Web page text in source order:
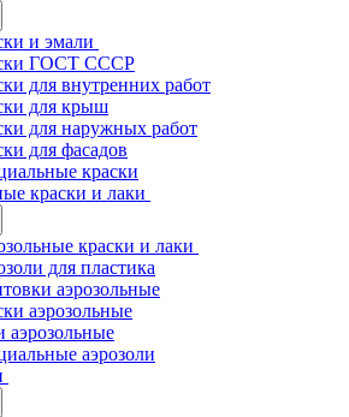
и эмали
ГОСТ СССР
для внутренних работ
для крыш
для наружных работ
для фасадов
краски
краски и лаки
краски и лаки
для пластика
аэрозольные
аэрозольные
аэрозольные
аэрозоли